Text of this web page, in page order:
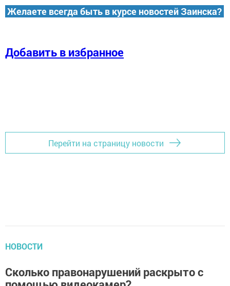
Желаете всегда быть в курсе новостей Заинска?
Добавить в избранное
Перейти на страницу новости
НОВОСТИ
Сколько правонарушений раскрыто с